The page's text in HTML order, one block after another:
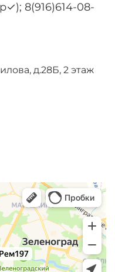
8(916)614-08-
д.28Б, 2 этаж